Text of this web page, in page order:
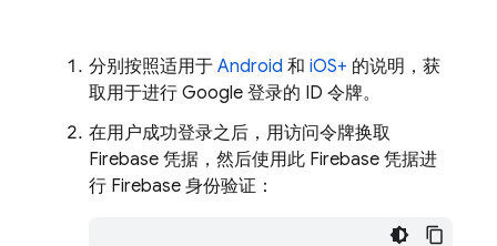
分别按照适用于 Android 和 iOS+ 的说明，获
取用于进行 Google 登录的 ID 令牌。
在用户成功登录之后，用访问令牌换取
Firebase 凭据，然后使用此 Firebase 凭据进
行 Firebase 身份验证：